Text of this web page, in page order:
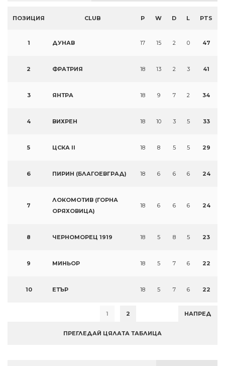
ПОЗИЦИЯ CLUB P W D L PTS
1 ДУНАВ 17 15 2 0 47
2 ФРАТРИЯ 18 13 2 3 41
3 ЯНТРА 18 9 7 2 34
4 ВИХРЕН 18 10 3 5 33
5 ЦСКА II 18 8 5 5 29
6 ПИРИН (БЛАГОЕВГРАД) 18 6 6 6 24
7
ЛОКОМОТИВ (ГОРНА
ОРЯХОВИЦА)
18 6 6 6 24
8 ЧЕРНОМОРЕЦ 1919 18 5 8 5 23
9 МИНЬОР 18 5 7 6 22
10 ЕТЪР 18 5 7 6 22
1 2 НАПРЕД
ПРЕГЛЕДАЙ ЦЯЛАТА ТАБЛИЦА